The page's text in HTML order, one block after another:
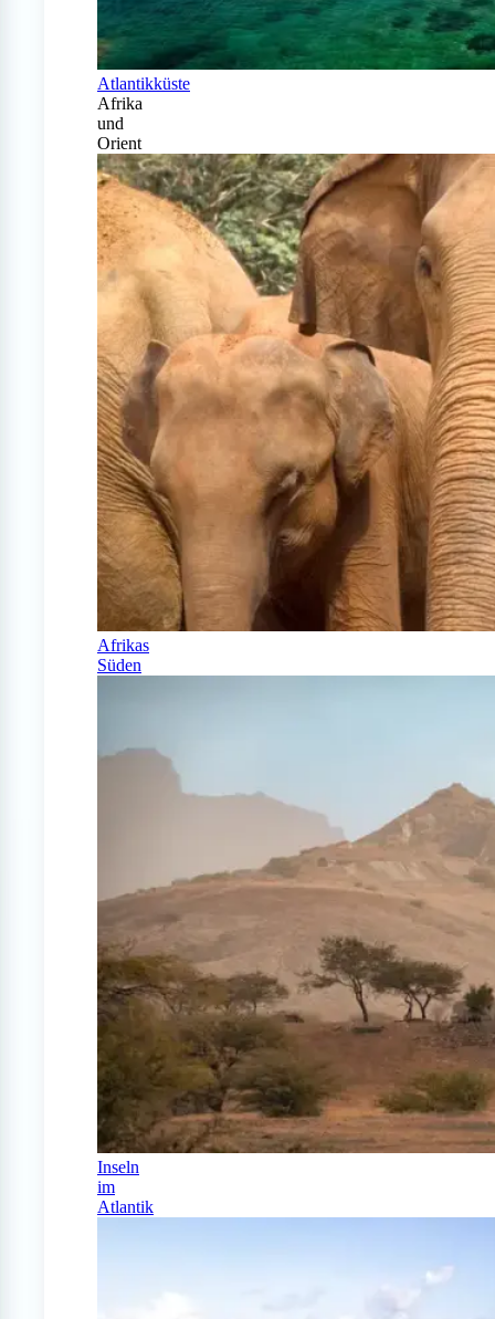
Atlantikküste
Afrika
und
Orient
Afrikas
Süden
Inseln
im
Atlantik